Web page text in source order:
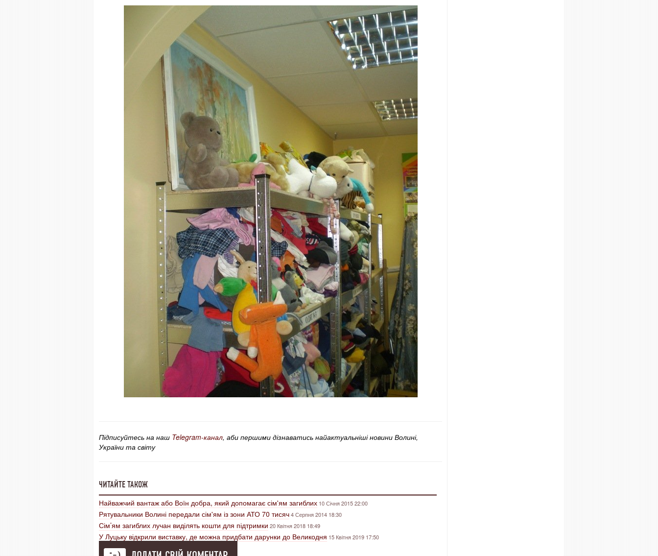
Підписуйтесь на наш Telegram-канал, аби першими дізнаватись найактуальніші новини Волині,
України та світу
ЧИТАЙТЕ ТАКОЖ
Найважчий вантаж або Воїн добра, який допомагає сім'ям загиблих 10 Січня 2015 22:00
Рятувальники Волині передали сім'ям із зони АТО 70 тисяч4 Серпня 2014 18:30
Сім’ям загиблих лучан виділять кошти для підтримки 20 Квітня 2018 18:49
У Луцьку відкрили виставку, де можна придбати дарунки до Великодня 15 Квітня 2019 17:50